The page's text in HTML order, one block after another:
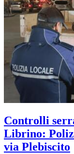
Controlli
Librino:
via Plebiscito